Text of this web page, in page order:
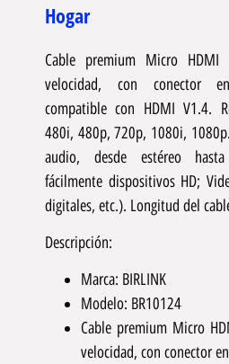
Hogar
Cable premium Micro
velocidad, con conector
compatible con HDMI V1.4.
480i, 480p, 720p, 1080i,
audio, desde estéreo
fácilmente dispositivos HD;
digitales, etc.). Longitud del
Descripción:
Marca: BIRLINK
Modelo: BR10124
Cable premium Micro
velocidad, con conector